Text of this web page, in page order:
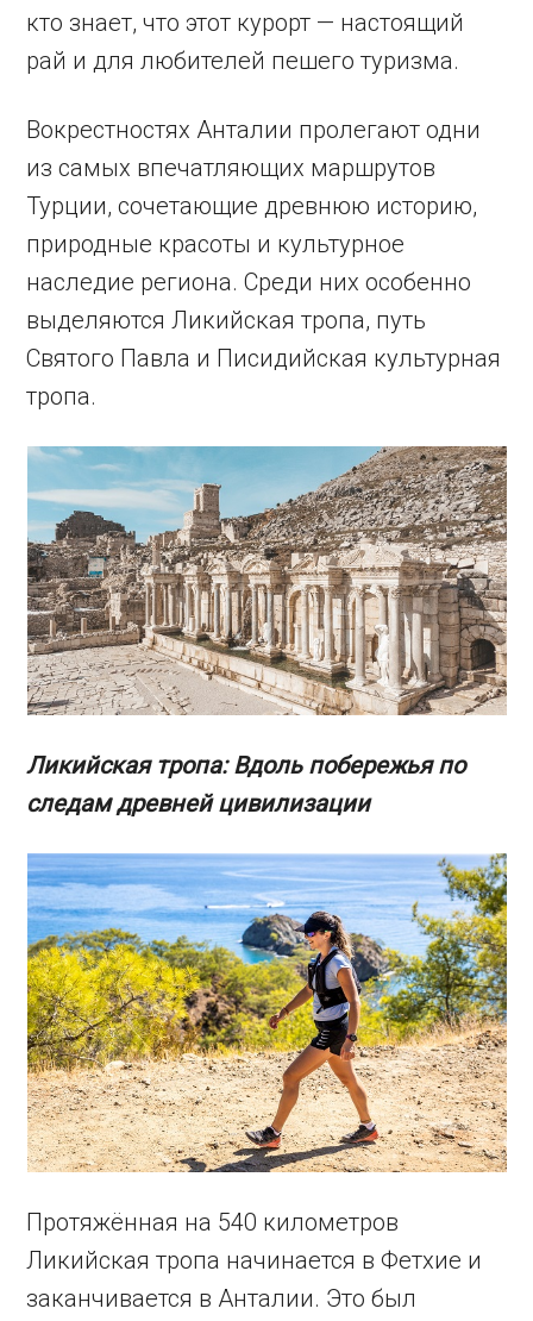
кто знает, что этот курорт — настоящий
рай и для любителей пешего туризма.
Вокрестностях Анталии пролегают одни
из самых впечатляющих маршрутов
Турции, сочетающие древнюю историю,
природные красоты и культурное
наследие региона. Среди них особенно
выделяются Ликийская тропа, путь
Святого Павла и Писидийская культурная
тропа.
Ликийская тропа: Вдоль побережья по
следам древней цивилизации
Протяжённая на 540 километров
Ликийская тропа начинается в Фетхие и
заканчивается в Анталии. Это был